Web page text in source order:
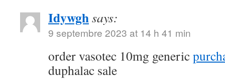
Idywghsays:
9 septembre 2023 at 14 h 41 min
order vasotec 10mg generic
duphalac sale